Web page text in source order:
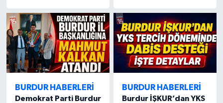
BURDUR HABERLERİ
Demokrat Parti Burdur
BURDUR HABERLERİ
Burdur İŞKUR’dan YKS